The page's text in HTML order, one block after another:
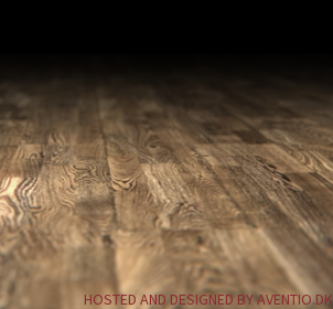
HOSTED AND DESIGNED BY AVENTIO.DK